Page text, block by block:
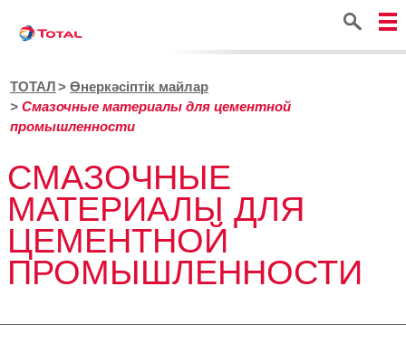
Іздестіру
ТОТАЛ
Өнеркәсіптік майлар
Смазочные материалы для цементной
промышленности
СМАЗОЧНЫЕ
МАТЕРИАЛЫ ДЛЯ
ЦЕМЕНТНОЙ
ПРОМЫШЛЕННОСТИ